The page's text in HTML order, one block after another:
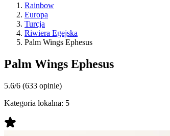
Rainbow
Europa
Turcja
Riwiera Egejska
Palm Wings Ephesus
Palm Wings Ephesus
5.6/6 (633 opinie)
Kategoria lokalna: 5